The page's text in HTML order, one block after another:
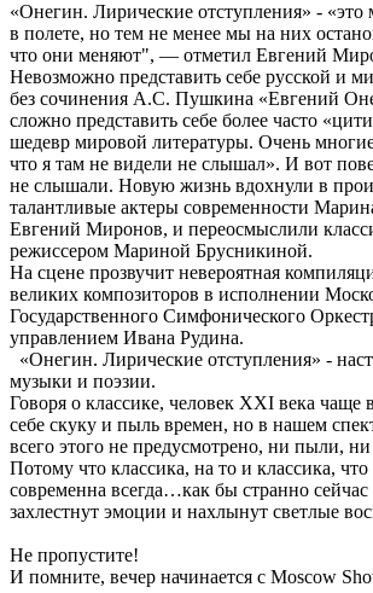
«Онегин. Лирические отступления» - «это
в полете, но тем не менее мы на них
что они меняют", — отметил Евгений
Невозможно представить себе русской и
без сочинения А.С. Пушкина «Евгений
сложно представить себе более часто
шедевр мировой литературы. Очень
что я там не видели не слышал». И вот
не слышали. Новую жизнь вдохнули в
талантливые актеры современности
Евгений Миронов, и переосмыслили
режиссером Мариной Брусникиной.
На сцене прозвучит невероятная
великих композиторов в исполнении
Государственного Симфонического
управлением Ивана Рудина.
«Онегин. Лирические отступления» -
музыки и поэзии.
Говоря о классике, человек XXI века чаще
себе скуку и пыль времен, но в нашем
всего этого не предусмотрено, ни пыли,
Потому что классика, на то и классика, что
современна всегда…как бы странно сейчас
захлестнут эмоции и нахлынут светлые
Не пропустите!
И помните, вечер начинается с Moscow